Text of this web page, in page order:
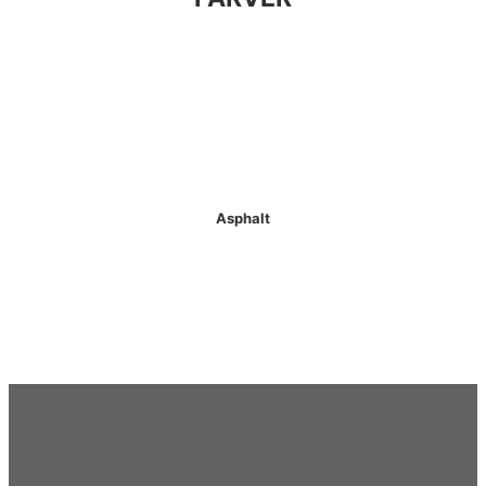
Asphalt